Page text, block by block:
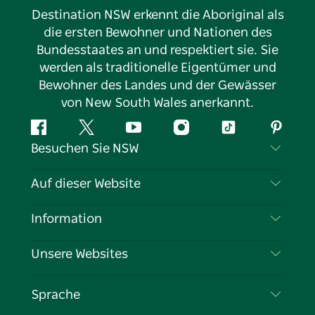
Destination NSW erkennt die Aboriginal als
die ersten Bewohner und Nationen des
Bundesstaates an und respektiert sie. Sie
werden als traditionelle Eigentümer und
Bewohner des Landes und der Gewässer
von New South Wales anerkannt.
FacebookTwitter YouTubeInstagramTikTok
Besuchen Sie NSW
Kontaktieren Sie uns
Cookie-Hinweis
Auf dieser Website
Reiseziele
Veranstaltungen
Information
Reiseinformationen
Unternehmen in NSW
Unsere Websites
Sprache